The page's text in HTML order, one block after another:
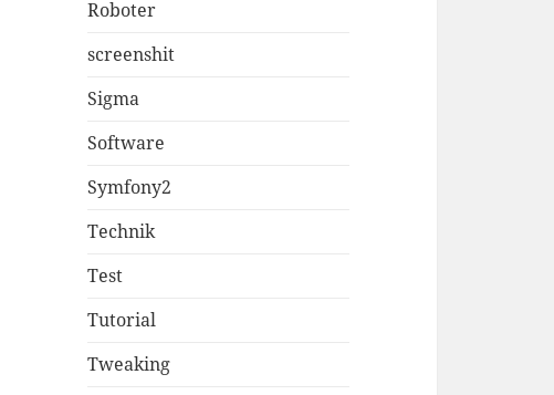
Roboter
screenshit
Sigma
Software
Symfony2
Technik
Test
Tutorial
Tweaking